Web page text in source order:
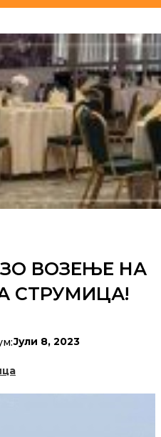
ВОЗЕЊЕ НА
СТРУМИЦА!
Јули 8, 2023